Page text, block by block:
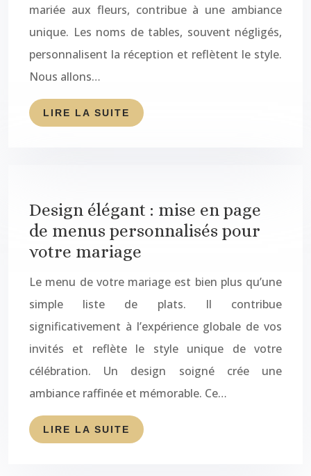
mariée aux fleurs, contribue à une ambiance
unique. Les noms de tables, souvent négligés,
personnalisent la réception et reflètent le style.
Nous allons…
LIRE LA SUITE
Design élégant : mise en page
de menus personnalisés pour
votre mariage
Le menu de votre mariage est bien plus qu’une
simple liste de plats. Il contribue
significativement à l’expérience globale de vos
invités et reflète le style unique de votre
célébration. Un design soigné crée une
ambiance raffinée et mémorable. Ce…
LIRE LA SUITE